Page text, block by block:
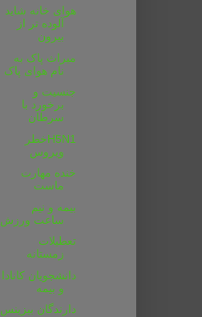
هوای خانه شاید
آلوده تر از
بیرون
میراث پاک به
نام هوای پاک
جنسیت و
برخورد با
سرطان
H5N1خطر
ویروس
خنده مهارت
ماست
بیمه و نیم
ساعت ورزش
تعطیلات
زمستانه
دانشجویان کانادا
و بیمه
دارندگان بیزینس